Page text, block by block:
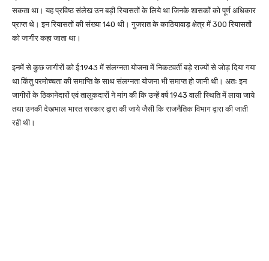
सकता था। यह प्रविष्ठ संलेख उन बड़ी रियासतों के लिये था जिनके शासकों को पूर्ण अधिकार
प्राप्त थे। इन रियासतों की संख्या 140 थी। गुजरात के काठियावाड़ क्षेत्र में 300 रियासतों
को जागीर कहा जाता था।
इनमें से कुछ जागीरों को ई.1943 में संलग्नता योजना में निकटवर्ती बड़े राज्यों से जोड़ दिया गया
था किंतु परमोच्चता की समाप्ति के साथ संलग्नता योजना भी समाप्त हो जानी थी। अतः इन
जागीरों के ठिकानेदारों एवं तालुकदारों ने मांग की कि उन्हें वर्ष 1943 वाली स्थिति में लाया जाये
तथा उनकी देखभाल भारत सरकार द्वारा की जाये जैसी कि राजनैतिक विभाग द्वारा की जाती
रही थी।